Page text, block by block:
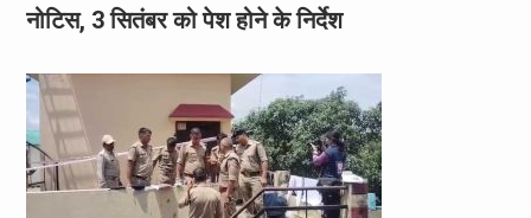
नोटिस, 3 सितंबर को पेश होने के निर्देश